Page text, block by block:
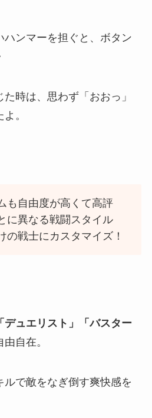
ハンマーを担ぐと、ボタン
時は、思わず「おおっ」
。
も自由度が高くて高評
に異なる戦闘スタイル
の戦士にカスタマイズ！
デュエリスト」「バスター
自在。
ルで敵をなぎ倒す爽快感を